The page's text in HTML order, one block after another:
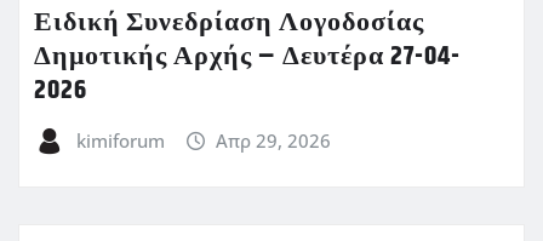
Ειδική Συνεδρίαση Λογοδοσίας
Δημοτικής Αρχής – Δευτέρα 27-04-
2026
kimiforum Απρ 29, 2026